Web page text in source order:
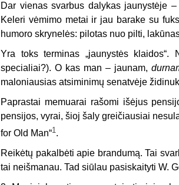
Dar vienas svarbus dalykas jaunystėje
Keleri vėmimo metai ir jau barake su
humoro skrynelės: pilotas nuo pilti,
Yra toks terminas „jaunystės
specialiai?). O kas man – jaunam,
maloniausias atsiminimų senatvėje
Paprastai memuarai rašomi išėjus
pensijos, vyrai, šioj šaly greičiausiai
for Old Man“1.
Reikėtų pakalbėti apie brandumą. Tai
tai neišmanau. Tad siūlau pasiskaityti W.